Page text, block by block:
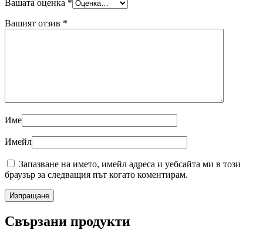
Вашата оценка *
Вашият отзив *
Име
Имейл
Запазване на името, имейл адреса и уебсайта ми в този
браузър за следващия път когато коментирам.
Свързани продукти